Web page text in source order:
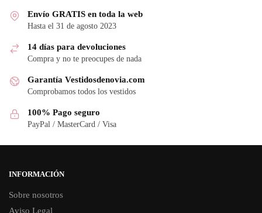
Envío GRATIS en toda la web
Hasta el 31 de agosto 2023
14 días para devoluciones
Compra y no te preocupes de nada
Garantía Vestidosdenovia.com
Comprobamos todos los vestidos
100% Pago seguro
PayPal / MasterCard / Visa
INFORMACIÓN
Sobre nosotros
Aviso Legal